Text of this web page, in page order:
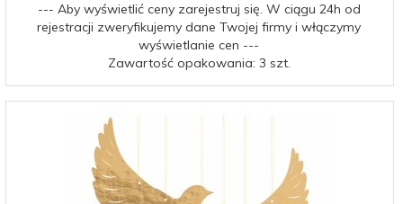
--- Aby wyświetlić ceny zarejestruj się. W ciągu 24h od
rejestracji zweryfikujemy dane Twojej firmy i włączymy
wyświetlanie cen ---
Zawartość opakowania: 3 szt.